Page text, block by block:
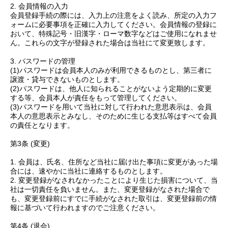
2. 会員情報の入力
会員登録手続の際には、入力上の注意をよく読み、所定の入力フ
ォームに必要事項を正確に入力してください。会員情報の登録に
おいて、特殊記号・旧漢字・ローマ数字などはご使用になれませ
ん。これらの文字が登録された場合は当社にて変更致します。
3. パスワードの管理
(1)パスワードは会員本人のみが利用できるものとし、第三者に
譲渡・貸与できないものとします。
(2)パスワードは、他人に知られることがないよう定期的に変更
する等、会員本人が責任をもって管理してください。
(3)パスワードを用いて当社に対して行われた意思表示は、会員
本人の意思表示とみなし、そのために生じる支払等はすべて会員
の責任となります。
第3条 (変更)
1. 会員は、氏名、住所など当社に届け出た事項に変更があった場
合には、速やかに当社に連絡するものとします。
2. 変更登録がなされなかったことにより生じた損害について、当
社は一切責任を負いません。また、変更登録がなされた場合で
も、変更登録前にすでに手続がなされた取引は、変更登録前の情
報に基づいて行われますのでご注意ください。
第4条 (退会)